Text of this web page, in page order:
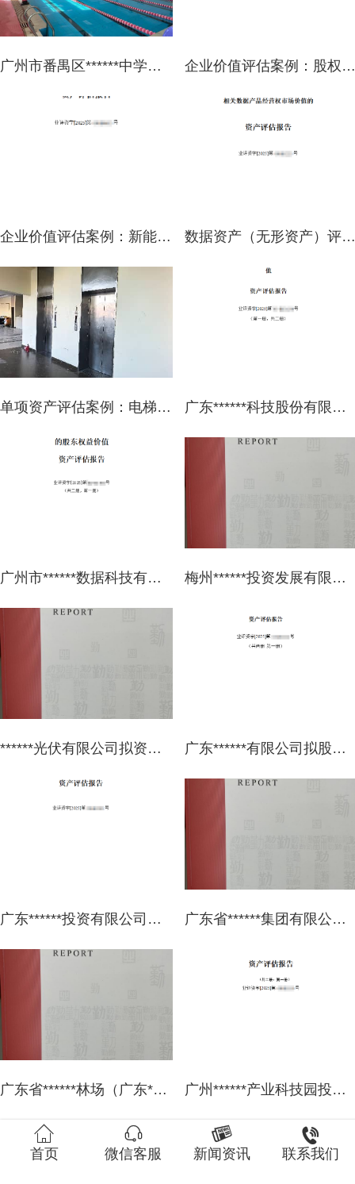
广州市番禺区******中学拟出租房地产涉及位于广州市番禺区******路**号广州市番禺区******中学的游泳池共1处游泳池用途房地产租金市场价值的资产评估报告 企业价值评估案例：股权收购涉及股东全部权益价值评估
企业价值评估案例：新能源公司股权转让股东全部权益价值评估 数据资产（无形资产）评估案例：数据产品经营权市场价值评估
单项资产评估案例：电梯设备市场价值评估 广东******科技股份有限公司拟进行股权转让事宜涉及四平市******技术有限公司股东全部权益市场价值资产评估报告
广州市******数据科技有限公司拟收购股权涉及广东******运营管理有限公司30%的股东权益价值资产评估报告 梅州******投资发展有限公司拟资产收购而涉及位于梅州市**县**镇**村的林地经营权及林道资产的市场价值资产评估报告
******光伏有限公司拟资产处置涉及******光伏有限公司持有的****200MW****光伏项目部分光伏场区设施设备市场价值资产评估报告 广东******有限公司拟股权转让涉及其持有的广东******工程设计有限公司股东全部权益价值的资产评估报告
广东******投资有限公司拟进行办理股权变更涉及课税事宜涉及的广东******投资有限公司股东全部权益价值的资产评估报告 广东省******集团有限公司拟以编制财务报表为目的所涉及广东******发展有限公司持有的投资性房地产公允价值评估项目资产评估报告
广东省******林场（广东******公园管理处）拟资产处置涉及位于广东省******林场******区的一批木材资产市场价值资产评估报告 广州******产业科技园投资管理有限公司拟进行清算涉及广州******产业科技园投资管理有限公司股东全部权益价值的资产评估报告

首页

微信客服

新闻资讯

联系我们